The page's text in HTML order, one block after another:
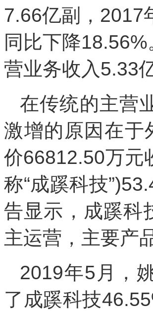
7.66亿副，2017
同比下降
营业务收入5.33
在传统的主营
激增的原因在于
价66812.50万元
称“成蹊科技
告显示，成蹊科
主运营，主要产
2019年5月，
了成蹊科技